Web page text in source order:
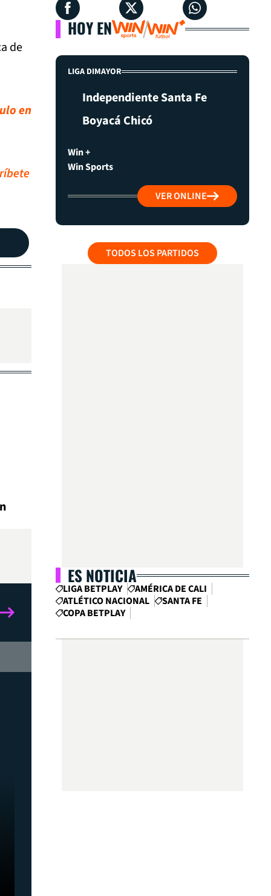
de
en
HOY EN
LIGA DIMAYOR
Independiente Santa Fe
Boyacá Chicó
Win +
Win Sports
VER ONLINE
TODOS LOS PARTIDOS
ES NOTICIA
LIGA BETPLAY
AMÉRICA DE CALI
ATLÉTICO NACIONAL
SANTA FE
COPA BETPLAY